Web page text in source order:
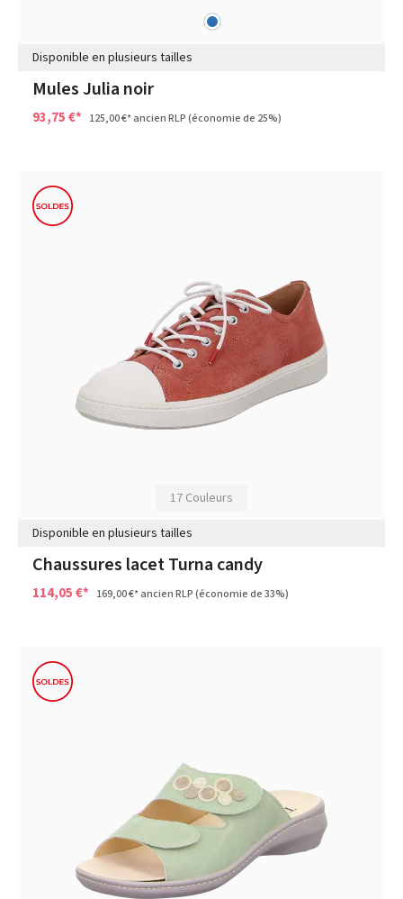
bleu
Disponible en plusieurs tailles
Mules Julia noir
93,75 €* 125,00 €*ancien RLP(économie de 25%)
17 Couleurs
Disponible en plusieurs tailles
Chaussures lacet Turna candy
114,05 €* 169,00 €*ancien RLP(économie de 33%)